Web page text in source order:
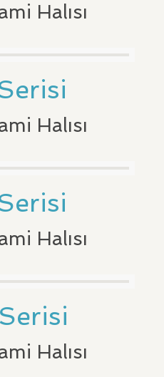
Halısı
Halısı
Halısı
Halısı